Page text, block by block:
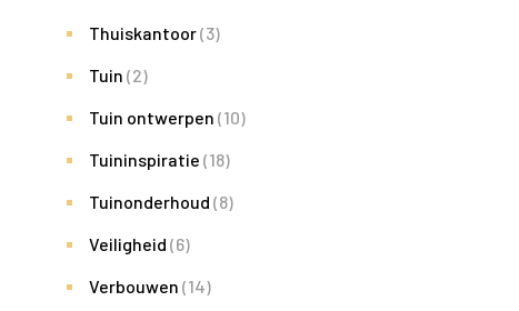
Thuiskantoor(3)
Tuin (2)
Tuin ontwerpen (10)
Tuininspiratie (18)
Tuinonderhoud (8)
Veiligheid (6)
Verbouwen (14)